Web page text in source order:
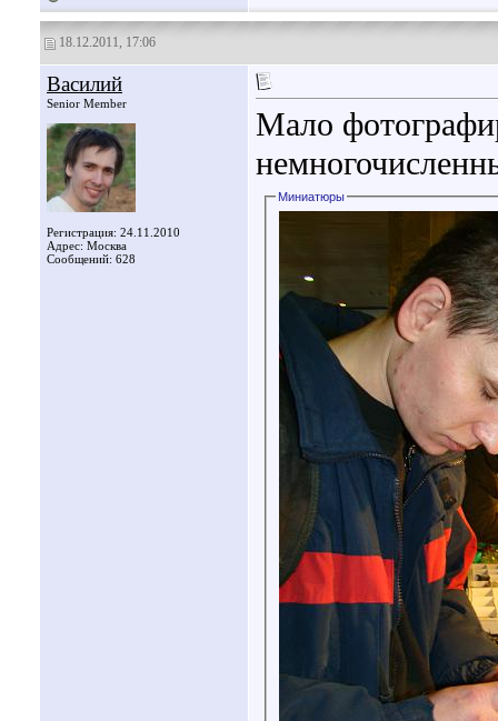
18.12.2011, 17:06
Василий
Senior Member
Регистрация: 24.11.2010
Адрес: Москва
Сообщений: 628
Мало
Миниатюры